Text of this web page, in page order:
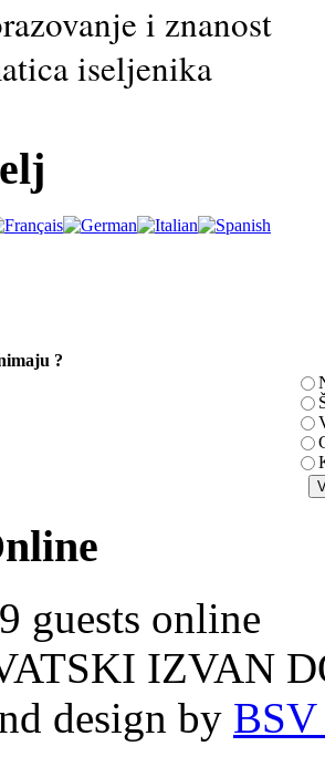
i znanost
iseljenika
?
guests online
IZVAN
design by